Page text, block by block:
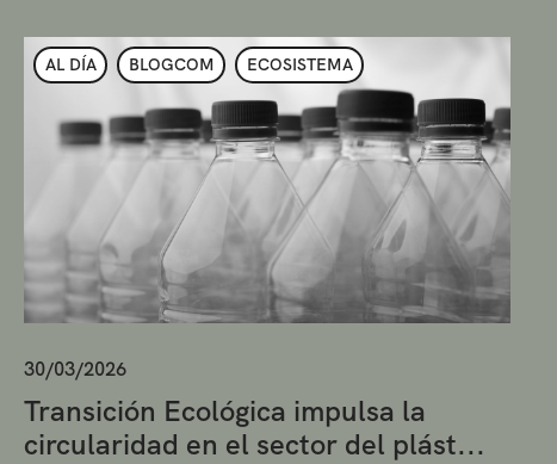
AL DÍA BLOGCOM ECOSISTEMA
30/03/2026
Transición Ecológica impulsa la
circularidad en el sector del plást...